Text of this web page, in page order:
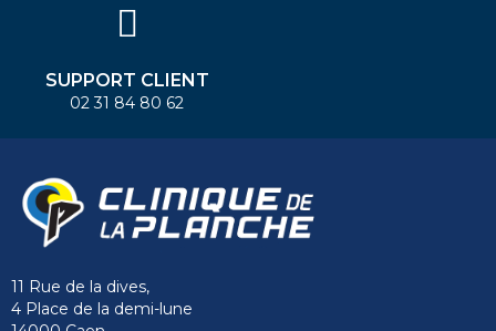
SUPPORT CLIENT
02 31 84 80 62
11 Rue de la dives,
4 Place de la demi-lune